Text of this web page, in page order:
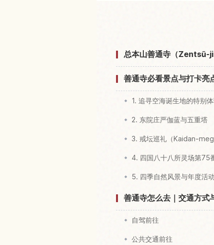
总本山善通寺（Zentsū-ji
善通寺必看景点与打卡亮
1. 追寻空海诞生地的特别
2. 东院庄严伽蓝与五重塔
3. 戒坛巡礼（Kaidan-
4. 四国八十八所灵场第75
5. 四季自然风景与年度活动
善通寺怎么去｜交通方式
自驾前往
公共交通前往